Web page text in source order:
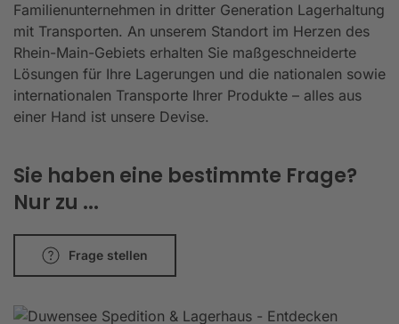
Familienunternehmen in dritter Generation Lagerhaltung
mit Transporten. An unserem Standort im Herzen des
Rhein-Main-Gebiets erhalten Sie maßgeschneiderte
Lösungen für Ihre Lagerungen und die nationalen sowie
internationalen Transporte Ihrer Produkte – alles aus
einer Hand ist unsere Devise.
Sie haben eine bestimmte Frage?
Nur zu ...
Frage stellen